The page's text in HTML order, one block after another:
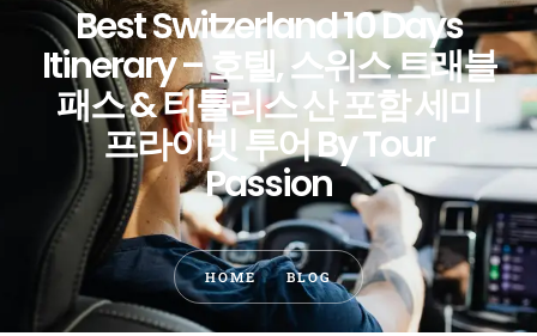
Best Switzerland 10 Days
Itinerary – 호텔, 스위스 트래블
패스 & 티틀리스 산 포함 세미
프라이빗 투어 By Tour
Passion
HOME BLOG